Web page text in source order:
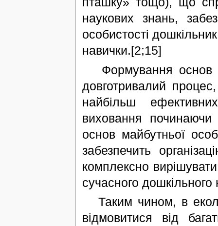
наукових знань,
особистості
навички.[2;15]
Формування основ
довготривалий
найбільш
виховання починаючи
основ майбутньої
забезпечить
комплексно
сучасного
Таким чином, в
відмовитися від